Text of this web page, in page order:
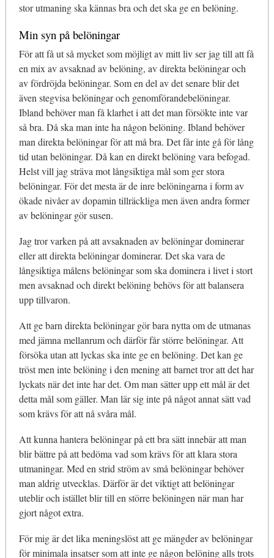
stor utmaning ska kännas bra och det ska ge en belöning.
Min syn på belöningar
För att få ut så mycket som möjligt av mitt liv ser jag till att få
en mix av avsaknad av belöning, av direkta belöningar och
av fördröjda belöningar. Som en del av det senare blir det
även stegvisa belöningar och genomförandebelöningar.
Ibland behöver man få klarhet i att det man försökte inte var
så bra. Då ska man inte ha någon belöning. Ibland behöver
man direkta belöningar för att må bra. Det får inte gå för lång
tid utan belöningar. Då kan en direkt belöning vara befogad.
Helst vill jag sträva mot långsiktiga mål som ger stora
belöningar. För det mesta är de inre belöningarna i form av
ökade nivåer av dopamin tillräckliga men även andra former
av belöningar gör susen.
Jag tror varken på att avsaknaden av belöningar dominerar
eller att direkta belöningar dominerar. Det ska vara de
långsiktiga målens belöningar som ska dominera i livet i stort
men avsaknad och direkt belöning behövs för att balansera
upp tillvaron.
Att ge barn direkta belöningar gör bara nytta om de utmanas
med jämna mellanrum och därför får större belöningar. Att
försöka utan att lyckas ska inte ge en belöning. Det kan ge
tröst men inte belöning i den mening att barnet tror att det har
lyckats när det inte har det. Om man sätter upp ett mål är det
detta mål som gäller. Man lär sig inte på något annat sätt vad
som krävs för att nå svåra mål.
Att kunna hantera belöningar på ett bra sätt innebär att man
blir bättre på att bedöma vad som krävs för att klara stora
utmaningar. Med en strid ström av små belöningar behöver
man aldrig utvecklas. Därför är det viktigt att belöningar
uteblir och istället blir till en större belöningen när man har
gjort något extra.
För mig är det lika meningslöst att ge mängder av belöningar
för minimala insatser som att inte ge någon belöning alls trots